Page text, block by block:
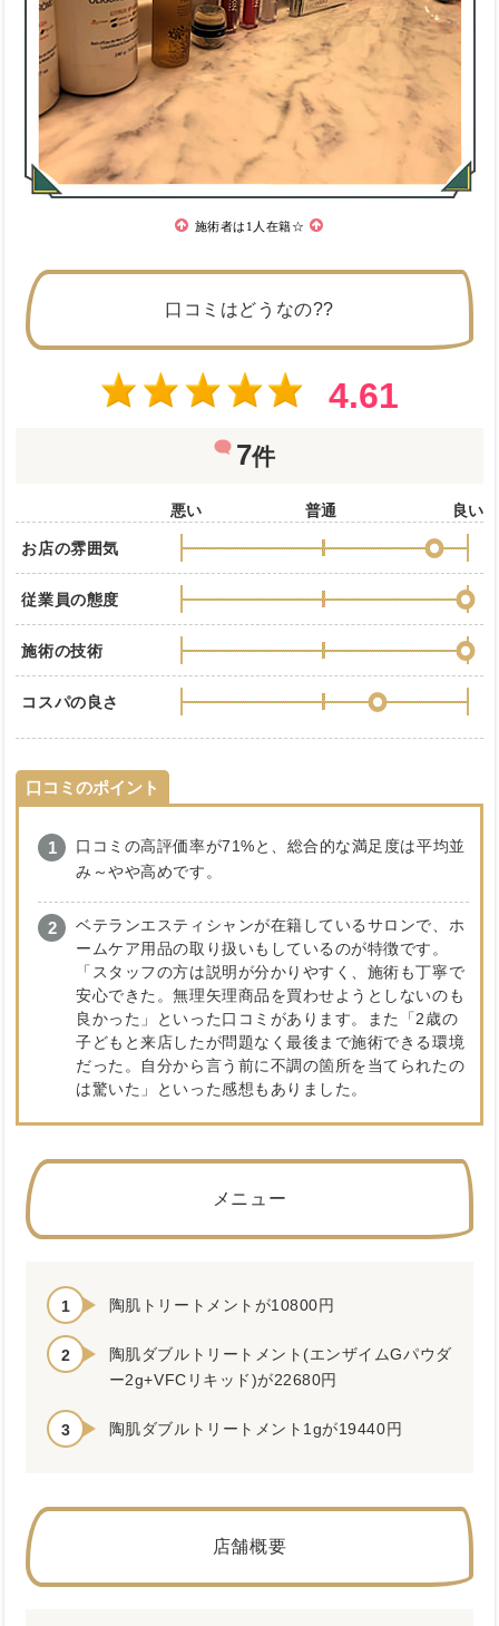
施術者は1人在籍☆
口コミはどうなの??
4.61
7件
悪い 普通 良い
お店の雰囲気
従業員の態度
施術の技術
コスパの良さ
口コミのポイント
口コミの高評価率が71%と、総合的な満足度は平均並
み～やや高めです。
ベテランエスティシャンが在籍しているサロンで、ホ
ームケア用品の取り扱いもしているのが特徴です。
「スタッフの方は説明が分かりやすく、施術も丁寧で
安心できた。無理矢理商品を買わせようとしないのも
良かった」といった口コミがあります。また「2歳の
子どもと来店したが問題なく最後まで施術できる環境
だった。自分から言う前に不調の箇所を当てられたの
は驚いた」といった感想もありました。
メニュー
陶肌トリートメントが10800円
陶肌ダブルトリートメント(エンザイムGパウダ
ー2g+VFCリキッド)が22680円
陶肌ダブルトリートメント1gが19440円
店舗概要